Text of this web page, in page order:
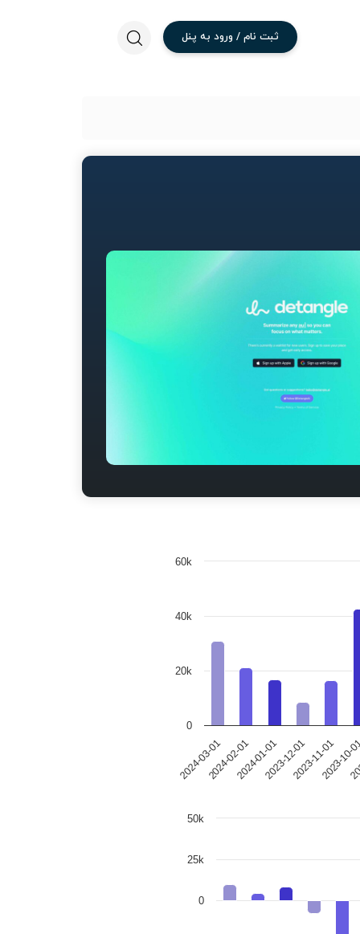
ثبت نام / ورود به پنل
2024-03-012024-02-012024-01-012023-12-012023-11-01
2023-
0
20k
40k
60k
0
25k
50k